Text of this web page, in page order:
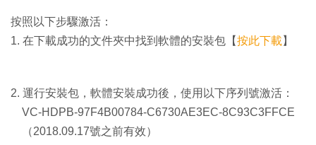
按照以下步驟激活：
1. 在下載成功的文件夾中找到軟體的安裝包【按此下載】
2. 運行安裝包，軟體安裝成功後，使用以下序列號激活：
VC-HDPB-97F4B00784-C6730AE3EC-8C93C3FFCE
（2018.09.17號之前有效）